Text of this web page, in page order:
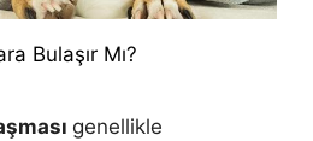
Bulaşır Mı?
genellikle